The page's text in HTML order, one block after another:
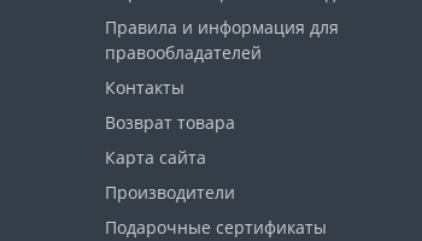
Правила и информация для
правообладателей
Контакты
Возврат товара
Карта сайта
Производители
Подарочные сертификаты